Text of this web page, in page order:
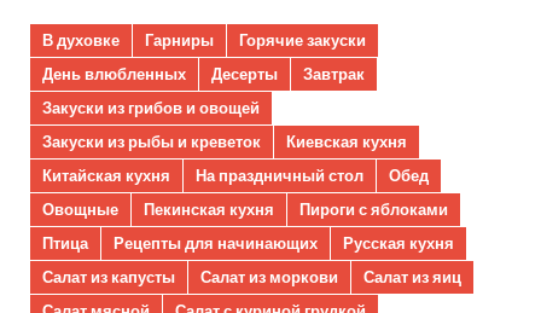
В духовке Гарниры
Горячие закуски
День влюбленных
Десерты
Завтрак
Закуски из грибов и овощей
Закуски из рыбы и креветок
Киевская кухня
Китайская кухня
На праздничный стол
Обед
Овощные
Пекинская кухня
Пироги с яблоками
Птица
Рецепты для начинающих
Русская кухня
Салат из капусты
Салат из моркови
Салат из яиц